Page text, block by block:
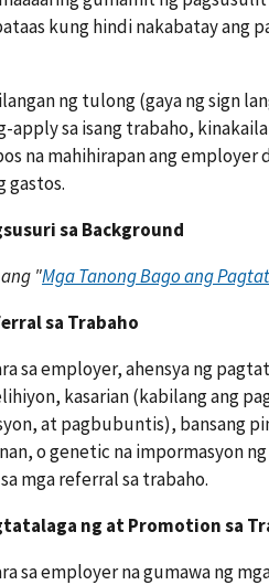
kung hindi nakabatay ang
ng tulong (gaya ng sign
apply sa isang trabaho,
na mahihirapan ang
gastos.
sa Background
"Mga Tanong Bago ang
sa Trabaho
sa employer, ahensya ng
kasarian (kabilang ang
at pagbubuntis), bansang
o genetic na impormasyon
mga referral sa trabaho.
ng at Promotion sa
sa employer na gumawa ng